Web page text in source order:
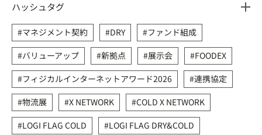
ハッシュタグ
マネジメント契約 DRY
ファンド組成
バリューアップ
新拠点 展示会
FOODEX
フィジカルインターネットアワード2026
連携協定
物流展
X NETWORK
COLD X NETWORK
LOGI FLAG COLD
LOGI FLAG DRY&COLD